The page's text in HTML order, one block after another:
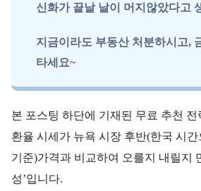
신화가 끝날 날이 머지않았다고
지금이라도 부동산 처분하시고,
타세요~
본 포스팅 하단에 기재된 무료 추천 전
환율 시세가 뉴욕 시장 후반(한국 시간
기준)가격과 비교하여 오를지 내릴지
성’입니다.